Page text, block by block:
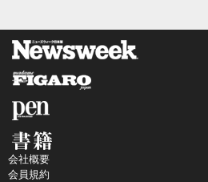
会社概要
会員規約